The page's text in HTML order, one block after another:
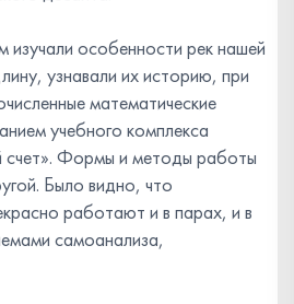
изучали особенности рек нашей
узнавали их историю, при
математические
учебного комплекса
Формы и методы работы
Было видно, что
работают и в парах, и в
самоанализа,